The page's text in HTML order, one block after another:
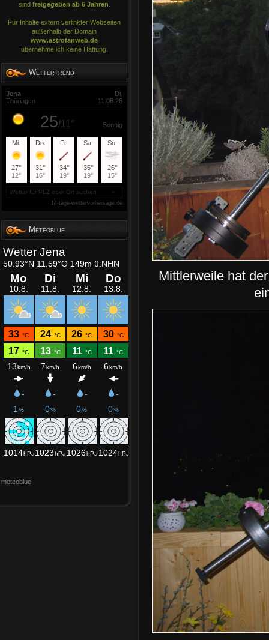
sind freigegeben ab 6 Jahren
Für Inhalte extern verlinkter Webseiten
außerhalb der Domain
www.astrofanweb.de
übernehme ich keine Haftung.
Wettertrend
Meteoblue
meteoblue
Mittlerweile hat